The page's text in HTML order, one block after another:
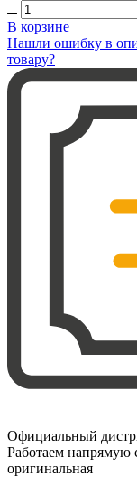
В корзине
Нашли ошибку в
товару?
Официальный
Работаем напрямую
оригинальная